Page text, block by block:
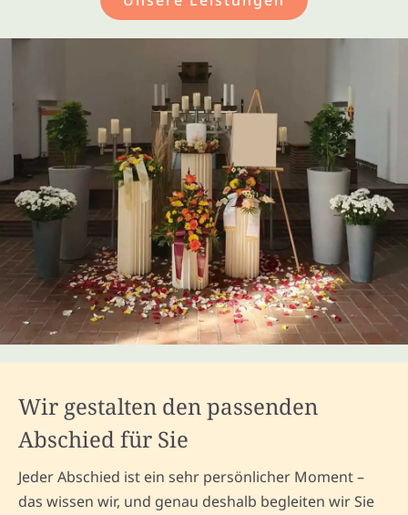
Wir gestalten den passenden
Abschied für Sie
Jeder Abschied ist ein sehr persönlicher Moment –
das wissen wir, und genau deshalb begleiten wir Sie